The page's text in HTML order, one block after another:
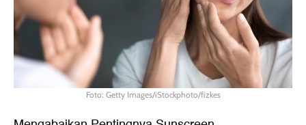
Foto: Getty Images/iStockphoto/fizkes